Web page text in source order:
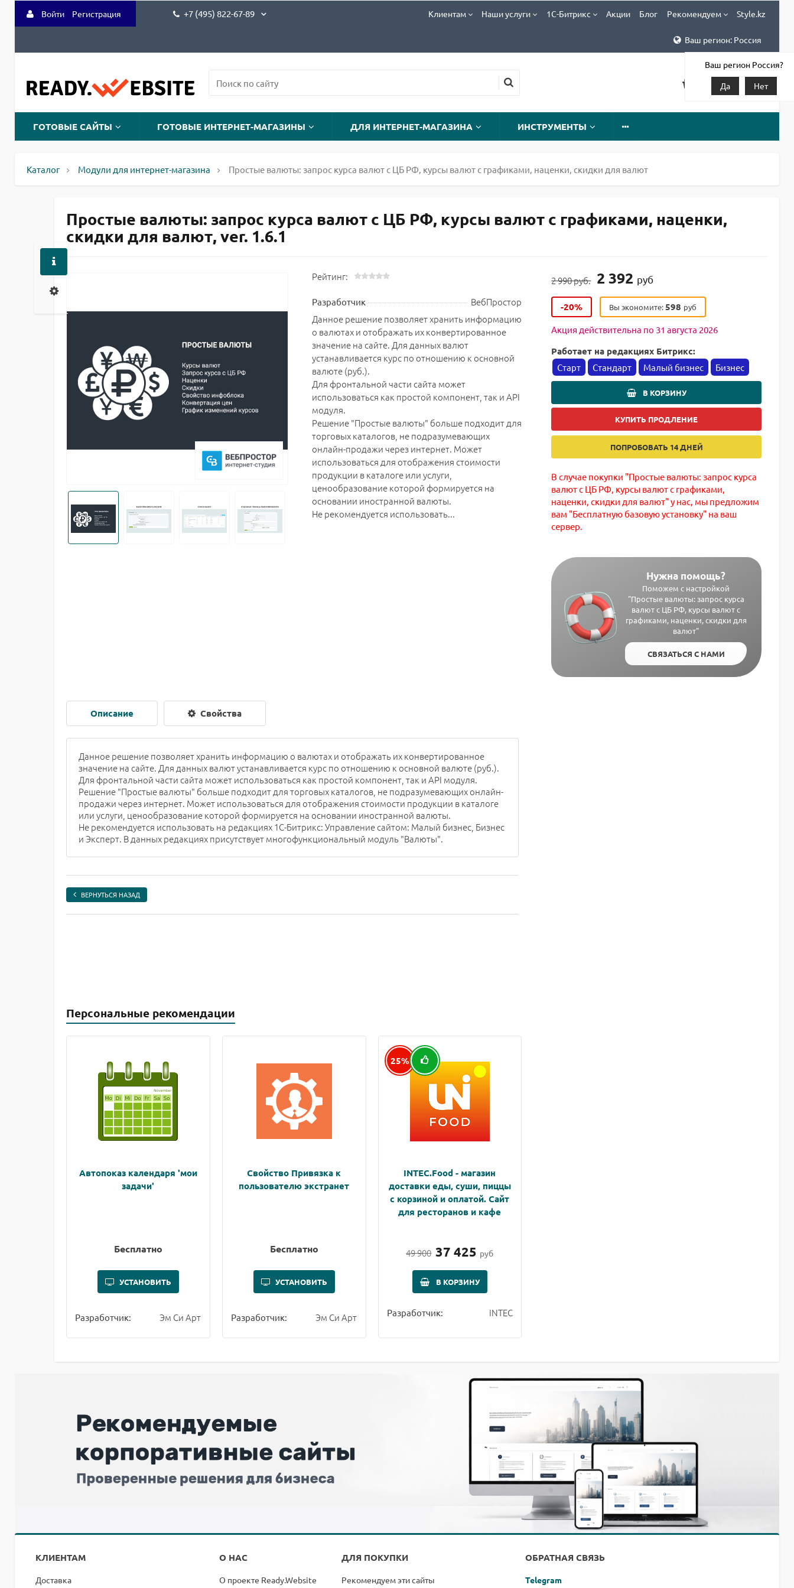
Войти Регистрация +7 (495) 822-67-89 Клиентам Наши услуги 1С-Битрикс Акции Блог Рекомендуем Style.kz
Ваш регион: Россия
Ваш регион Россия?
Да
Нет
ГОТОВЫЕ САЙТЫ ГОТОВЫЕ ИНТЕРНЕТ-МАГАЗИНЫ ДЛЯ ИНТЕРНЕТ-МАГАЗИНА ИНСТРУМЕНТЫ
Каталог Модули для интернет-магазина Простые валюты: запрос курса валют с ЦБ РФ, курсы валют с графиками, наценки, скидки для валют
Простые валюты: запрос курса валют с ЦБ РФ, курсы валют с графиками, наценки,
скидки для валют, ver. 1.6.1
Рейтинг:
Разработчик
ВебПростор
Данное решение позволяет хранить информацию
о валютах и отображать их конвертированное
значение на сайте. Для данных валют
устанавливается курс по отношению к основной
валюте (руб.).
Для фронтальной части сайта может
использоваться как простой компонент, так и API
модуля.
Решение "Простые валюты" больше подходит для
торговых каталогов, не подразумевающих
онлайн-продажи через интернет. Может
использоваться для отображения стоимости
продукции в каталоге или услуги,
ценообразование которой формируется на
основании иностранной валюты.
Не рекомендуется использовать...
2 990 руб. 2 392 руб
-20% Вы экономите:598 руб
Акция действительна по 31 августа 2026
Работает на редакциях Битрикс:
Старт Стандарт Малый бизнес Бизнес
В КОРЗИНУ
КУПИТЬ ПРОДЛЕНИЕ
ПОПРОБОВАТЬ 14 ДНЕЙ
В случае покупки "Простые валюты: запрос курса
валют с ЦБ РФ, курсы валют с графиками,
наценки, скидки для валют" у нас, мы предложим
вам "Бесплатную базовую установку" на ваш
сервер.
Нужна помощь?
Поможем с настройкой
"Простые валюты: запрос курса
валют с ЦБ РФ, курсы валют с
графиками, наценки, скидки для
валют"
СВЯЗАТЬСЯ С НАМИ
Описание Свойства
Данное решение позволяет хранить информацию о валютах и отображать их конвертированное
значение на сайте. Для данных валют устанавливается курс по отношению к основной валюте (руб.).
Для фронтальной части сайта может использоваться как простой компонент, так и API модуля.
Решение "Простые валюты" больше подходит для торговых каталогов, не подразумевающих онлайн-
продажи через интернет. Может использоваться для отображения стоимости продукции в каталоге
или услуги, ценообразование которой формируется на основании иностранной валюты.
Не рекомендуется использовать на редакциях 1С-Битрикс: Управление сайтом: Малый бизнес, Бизнес
и Эксперт. В данных редакциях присутствует многофункциональный модуль "Валюты".
ВЕРНУТЬСЯ НАЗАД
Персональные рекомендации
Автопоказ календаря 'мои
задачи'
Бесплатно
УСТАНОВИТЬ
Разработчик: Эм Си Арт
Свойство Привязка к
пользователю экстранет
Бесплатно
УСТАНОВИТЬ
Разработчик: Эм Си Арт
25%
INTEC.Food - магазин
доставки еды, суши, пиццы
с корзиной и оплатой. Сайт
для ресторанов и кафе
49 900 37 425 руб
В КОРЗИНУ
Разработчик: INTEC
КЛИЕНТАМ О НАС ДЛЯ ПОКУПКИ ОБРАТНАЯ СВЯЗЬ
Доставка О проекте Ready.Website Рекомендуем эти сайты Telegram